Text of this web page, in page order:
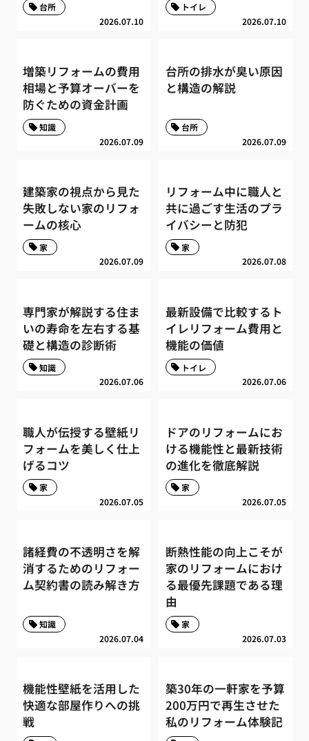
2026.07.10
台所
2026.07.10
トイレ
増築リフォームの費用
相場と予算オーバーを
防ぐための資金計画
2026.07.09
知識
台所の排水が臭い原因
と構造の解説
2026.07.09
台所
建築家の視点から見た
失敗しない家のリフォ
ームの核心
2026.07.09
家
リフォーム中に職人と
共に過ごす生活のプラ
イバシーと防犯
2026.07.08
家
専門家が解説する住ま
いの寿命を左右する基
礎と構造の診断術
2026.07.06
知識
最新設備で比較するト
イレリフォーム費用と
機能の価値
2026.07.06
トイレ
職人が伝授する壁紙リ
フォームを美しく仕上
げるコツ
2026.07.05
家
ドアのリフォームにお
ける機能性と最新技術
の進化を徹底解説
2026.07.05
家
諸経費の不透明さを解
消するためのリフォー
ム契約書の読み解き方
2026.07.04
知識
断熱性能の向上こそが
家のリフォームにおけ
る最優先課題である理
由
2026.07.03
家
機能性壁紙を活用した
快適な部屋作りへの挑
戦
築30年の一軒家を予算
200万円で再生させた
私のリフォーム体験記